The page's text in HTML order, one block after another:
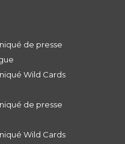
de presse
Wild Cards
de presse
Wild Cards